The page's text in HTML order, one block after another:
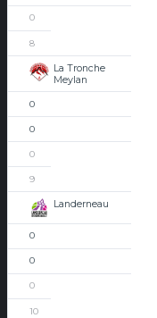
0
8
La Tronche
Meylan
0
0
0
9
Landerneau
0
0
0
10